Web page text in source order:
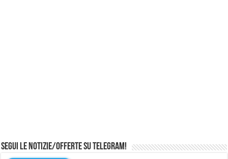
Segui le notizie/offerte su Telegram!